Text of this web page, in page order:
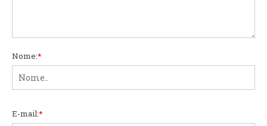
Nome:*
E-mail:*